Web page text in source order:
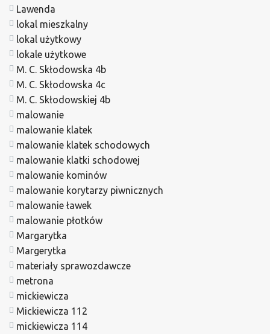
Lawenda
lokal mieszkalny
lokal użytkowy
lokale użytkowe
M. C. Skłodowska 4b
M. C. Skłodowska 4c
M. C. Skłodowskiej 4b
malowanie
malowanie klatek
malowanie klatek schodowych
malowanie klatki schodowej
malowanie kominów
malowanie korytarzy piwnicznych
malowanie ławek
malowanie płotków
Margarytka
Margerytka
materiały sprawozdawcze
metrona
mickiewicza
Mickiewicza 112
mickiewicza 114